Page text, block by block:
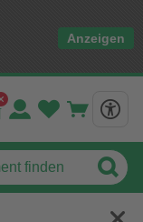
Anzeigen